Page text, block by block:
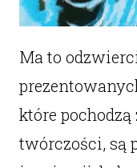
Ma to
które pochodzą
twórczości, są